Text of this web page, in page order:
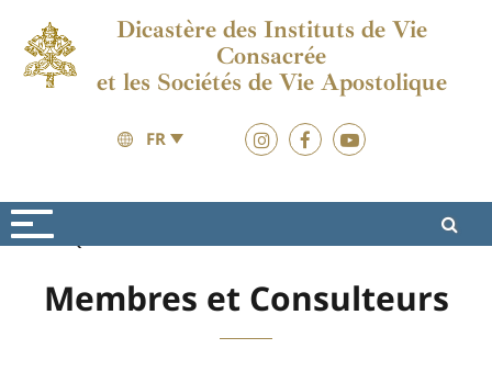
Dicastère des Instituts de Vie
Consacrée
et les Sociétés de Vie Apostolique
FR
Membres et Consulteurs